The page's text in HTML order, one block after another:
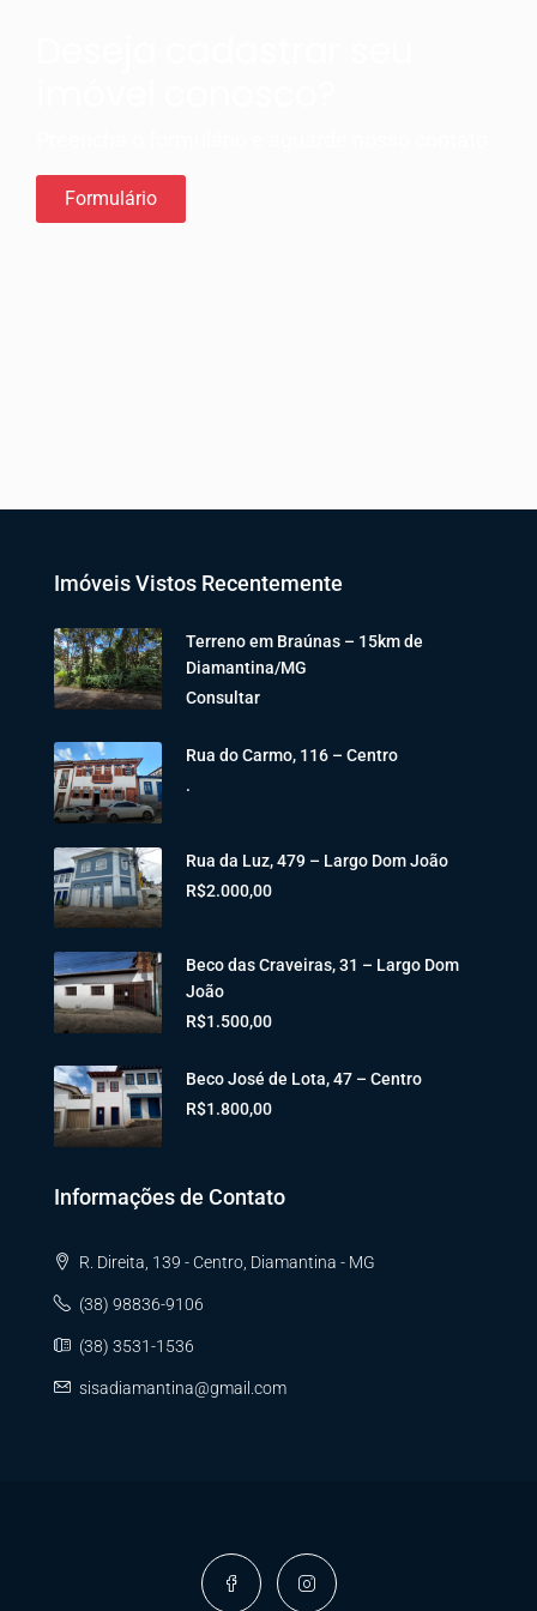
Formulário
Imóveis Vistos Recentemente
Terreno em Braúnas – 15km de
Diamantina/MG
Consultar
Rua do Carmo, 116 – Centro
.
Rua da Luz, 479 – Largo Dom João
R$2.000,00
Beco das Craveiras, 31 – Largo Dom
João
R$1.500,00
Beco José de Lota, 47 – Centro
R$1.800,00
Informações de Contato
R. Direita, 139 - Centro, Diamantina - MG
(38) 98836-9106
(38) 3531-1536
sisadiamantina@gmail.com